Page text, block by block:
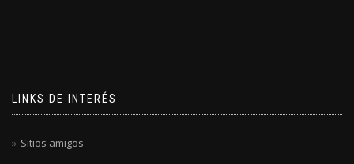
LINKS DE INTERÉS
Sitios amigos